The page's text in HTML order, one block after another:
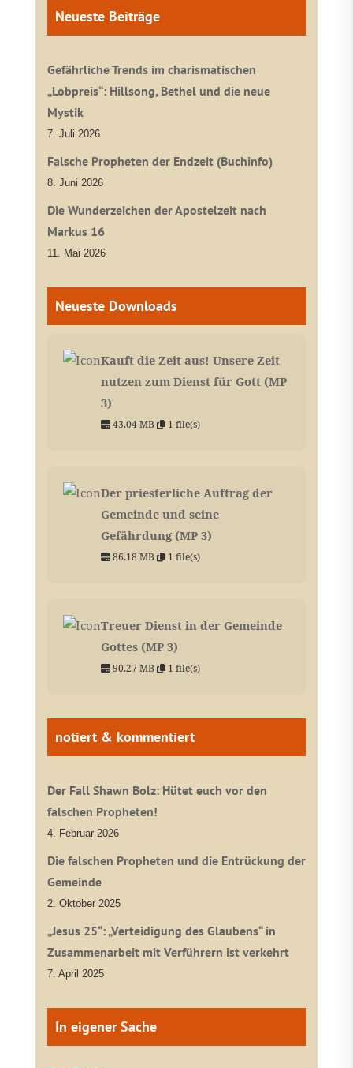
Neueste Beiträge
Gefährliche Trends im charismatischen
„Lobpreis“: Hillsong, Bethel und die neue
Mystik
7. Juli 2026
Falsche Propheten der Endzeit (Buchinfo)
8. Juni 2026
Die Wunderzeichen der Apostelzeit nach
Markus 16
11. Mai 2026
Neueste Downloads
Kauft die Zeit aus! Unsere Zeit
nutzen zum Dienst für Gott (MP
3)
43.04 MB 1 file(s)
Der priesterliche Auftrag der
Gemeinde und seine
Gefährdung (MP 3)
86.18 MB 1 file(s)
Treuer Dienst in der Gemeinde
Gottes (MP 3)
90.27 MB 1 file(s)
notiert & kommentiert
Der Fall Shawn Bolz: Hütet euch vor den
falschen Propheten!
4. Februar 2026
Die falschen Propheten und die Entrückung der
Gemeinde
2. Oktober 2025
„Jesus 25“: „Verteidigung des Glaubens“ in
Zusammenarbeit mit Verführern ist verkehrt
7. April 2025
In eigener Sache